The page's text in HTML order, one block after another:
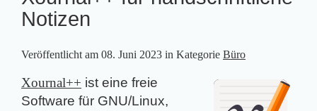
Notizen
Veröffentlicht am 08. Juni 2023 in Kategorie Büro
Xournal++ ist eine freie
Software für GNU/Linux,